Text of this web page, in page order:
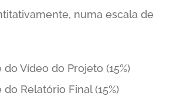
numa escala de
do Vídeo do Projeto (15%)
do Relatório Final (15%)